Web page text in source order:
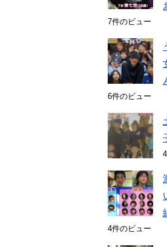
7件のビュー
6件のビュー
4件のビュー